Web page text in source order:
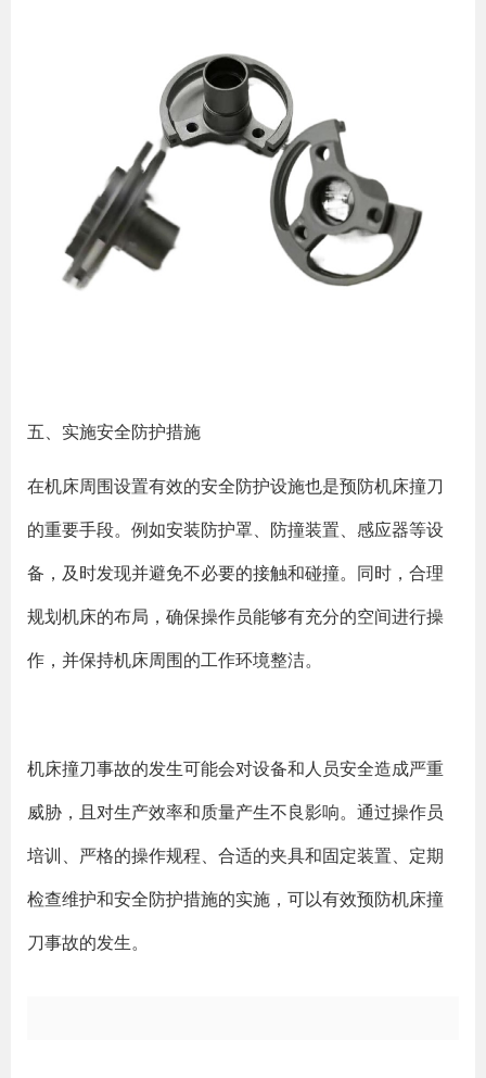
五、实施安全防护措施
在机床周围设置有效的安全防护设施也是预防机床撞刀
的重要手段。例如安装防护罩、防撞装置、感应器等设
备，及时发现并避免不必要的接触和碰撞。同时，合理
规划机床的布局，确保操作员能够有充分的空间进行操
作，并保持机床周围的工作环境整洁。
机床撞刀事故的发生可能会对设备和人员安全造成严重
威胁，且对生产效率和质量产生不良影响。通过操作员
培训、严格的操作规程、合适的夹具和固定装置、定期
检查维护和安全防护措施的实施，可以有效预防机床撞
刀事故的发生。